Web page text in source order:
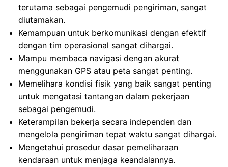
terutama sebagai pengemudi pengiriman, sangat
diutamakan.
Kemampuan untuk berkomunikasi dengan efektif
dengan tim operasional sangat dihargai.
Mampu membaca navigasi dengan akurat
menggunakan GPS atau peta sangat penting.
Memelihara kondisi fisik yang baik sangat penting
untuk mengatasi tantangan dalam pekerjaan
sebagai pengemudi.
Keterampilan bekerja secara independen dan
mengelola pengiriman tepat waktu sangat dihargai.
Mengetahui prosedur dasar pemeliharaan
kendaraan untuk menjaga keandalannya.